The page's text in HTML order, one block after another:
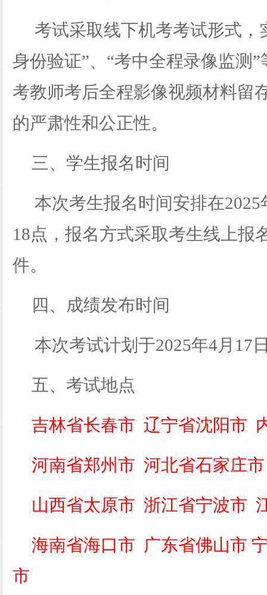
考试采取线下机考考试形式，
身份验证”、“考中全程录像监测
考教师考后全程影像视频材料留
的严肃性和公正性。
三、学生报名时间
本次考生报名时间安排在2025
18点，报名方式采取考生线上报
件。
四、成绩发布时间
本次考试计划于2025年4月17
五、考试地点
吉林省长春市 辽宁省沈阳市
河南省郑州市 河北省石家庄市
山西省太原市 浙江省宁波市
海南省海口市 广东省佛山市
市